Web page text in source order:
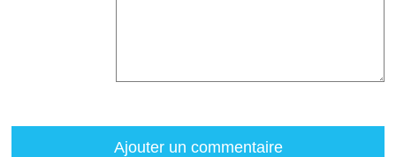
Ajouter un commentaire